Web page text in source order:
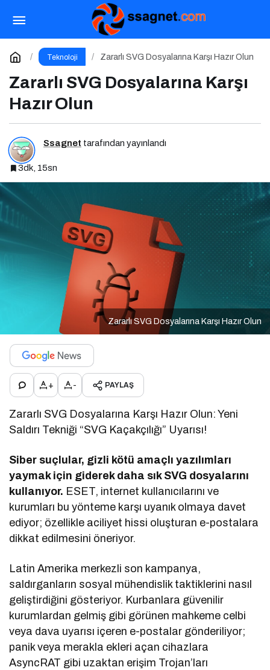
Teknoloji Zararlı SVG Dosyalarına Karşı Hazır Olun
Zararlı SVG Dosyalarına Karşı
Hazır Olun
Ssagnet tarafından yayınlandı
3dk, 15sn
Zararlı SVG Dosyalarına Karşı Hazır Olun
+ - PAYLAŞ
Zararlı SVG Dosyalarına Karşı Hazır Olun: Yeni
Saldırı Tekniği “SVG Kaçakçılığı” Uyarısı!
Siber suçlular, gizli kötü amaçlı yazılımları
yaymak için giderek daha sık SVG dosyalarını
kullanıyor. ESET, internet kullanıcılarını ve
kurumları bu yönteme karşı uyanık olmaya davet
ediyor; özellikle aciliyet hissi oluşturan e-postalara
dikkat edilmesini öneriyor.
Latin Amerika merkezli son kampanya,
saldırganların sosyal mühendislik taktiklerini nasıl
geliştirdiğini gösteriyor. Kurbanlara güvenilir
kurumlardan gelmiş gibi görünen mahkeme celbi
veya dava uyarısı içeren e-postalar gönderiliyor;
panik veya merakla ekleri açan cihazlara
AsyncRAT gibi uzaktan erişim Trojan’ları
Asla Güvenme, Her Zaman Doğrula: Şirketler
İçin Parola Güvenliği Alarmı
Yorum Yap